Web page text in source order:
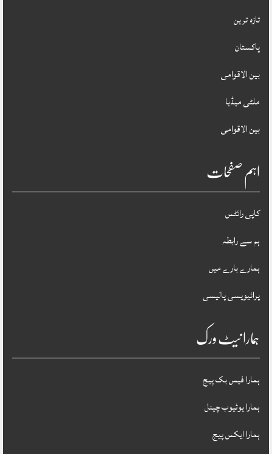
تازہ ترین
پاکستان
بین الاقوامی
ملٹی میڈیا
بین الاقوامی
اہم صفحات
کاپی رائٹس
ہم سے رابطہ
ہمارے بارے میں
پرائیویسی پالیسی
ہمارا نیٹ ورک
ہمارا فیس بک پیج
ہمارا یوٹیوب چینل
ہمارا ایکس پیج